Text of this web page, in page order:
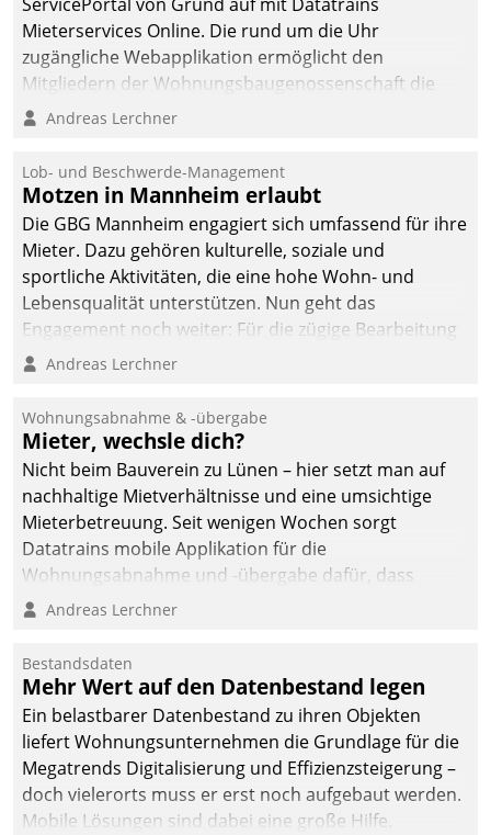
automatisiert, vollständig
und auf Wunsch über
mehrere zuvor
Kommunikationswege bei
Mieterservices Online. Die rund um die Uhr
zugängliche Webapplikation ermöglicht den
Mitgliedern der Wohnungs­bau­genossenschaft die
Kontaktaufnahme per Smartphone, Tablet oder PC.
Andreas Lerchner
Lob- und Beschwerde-Management
Motzen in Mannheim erlaubt
Die GBG Mannheim engagiert sich umfassend für ihre
Mieter. Dazu gehören kulturelle, soziale und
sportliche Aktivitäten, die eine hohe Wohn- und
Lebensqualität unterstützen. Nun geht das
Engagement noch weiter: Für die zügige Bearbeitung
von Beschwerden – oder Lob – richtet das
und Beschwerde-Management einen eigenen Kanal
ein.
Andreas Lerchner
Wohnungsabnahme & -übergabe
Mieter, wechsle dich?
Nicht beim Bauverein zu Lünen – hier setzt man auf
nachhaltige Mietverhältnisse und eine umsichtige
Mieterbetreuung. Seit wenigen Wochen sorgt
Datatrains mobile Applikation für die
Wohnungsabnahme und -übergabe dafür, dass
Mieter wohlgeordnet kommen und, so es sein muss,
Andreas Lerchner
Bestandsdaten
Mehr Wert auf den Datenbestand legen
Ein belastbarer Datenbestand zu ihren Objekten
liefert Wohnungsunternehmen die Grundlage für die
Megatrends Digitalisierung und Effizienzsteigerung –
doch vielerorts muss er erst noch aufgebaut werden.
Mobile Lösungen sind dabei eine große Hilfe.